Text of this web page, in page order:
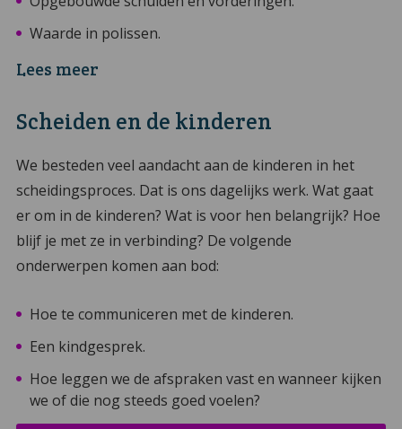
Waarde in polissen.
Lees meer
Scheiden en de kinderen
We besteden veel aandacht aan de kinderen in het
scheidingsproces. Dat is ons dagelijks werk. Wat gaat
er om in de kinderen? Wat is voor hen belangrijk? Hoe
blijf je met ze in verbinding? De volgende
onderwerpen komen aan bod:
Hoe te communiceren met de kinderen.
Een kindgesprek.
Hoe leggen we de afspraken vast en wanneer kijken
we of die nog steeds goed voelen?